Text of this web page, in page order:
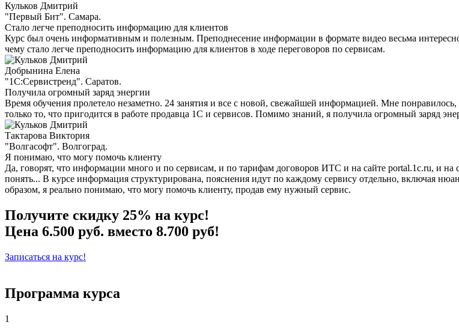
Кульков Дмитрий
"Первый Бит". Самара.
Стало легче преподносить информацию для клиентов
Курс был очень информативным и полезным. Преподнесение информации в формате видео весьма
чему стало легче преподносить информацию для клиентов в ходе переговоров по сервисам.
Добрынина Елена
"1С:Сервистренд". Саратов.
Получила огромный заряд энергии
Время обучения пролетело незаметно. 24 занятия и все с новой, свежайшей информацией. Мне
только то, что пригодится в работе продавца 1С и сервисов. Помимо знаний, я получила огромный заряд
Тактарова Виктория
"Волгасофт". Волгоград.
Я понимаю, что могу помочь клиенту
Да, говорят, что информации много и по сервисам, и по тарифам договоров ИТС и на сайте portal.1c.ru, и
понять... В курсе информация структурирована, пояснения идут по каждому сервису отдельно, включая
образом, я реально понимаю, что могу помочь клиенту, продав ему нужный сервис.
Получите скидку 25% на курс!
Цена 6.500 руб. вместо 8.700 руб!
Записаться на курс!
Программа курса
1